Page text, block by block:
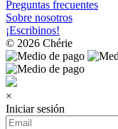
Preguntas frecuentes
Sobre nosotros
¡Escribinos!
© 2026 Chérie
×
Iniciar sesión